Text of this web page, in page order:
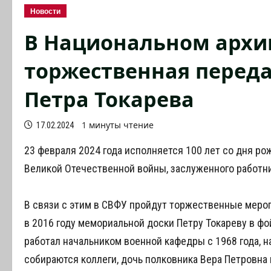
Новости
В Национальном
торжественная
Петра Токарева
17.02.2024 1 минуты чтение
23 февраля 2024 года исполняется 100 лет со дня
Великой Отечественной войны, заслуженного
В связи с этим в СВФУ пройдут торжественные
в 2016 году мемориальной доски Петру Токареву в
работал начальником военной кафедры с 1968 года,
собираются коллеги, дочь полковника Вера